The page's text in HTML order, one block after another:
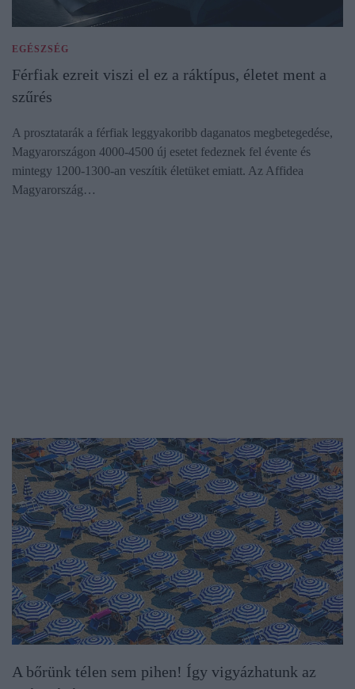
EGÉSZSÉG
Férfiak ezreit viszi el ez a ráktípus, életet ment a
szűrés
A prosztatarák a férfiak leggyakoribb daganatos megbetegedése,
Magyarországon 4000-4500 új esetet fedeznek fel évente és
mintegy 1200-1300-an veszítik életüket emiatt. Az Affidea
Magyarország…
A bőrünk télen sem pihen! Így vigyázhatunk az